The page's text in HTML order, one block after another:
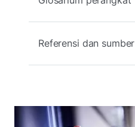
Referensi dan sumber